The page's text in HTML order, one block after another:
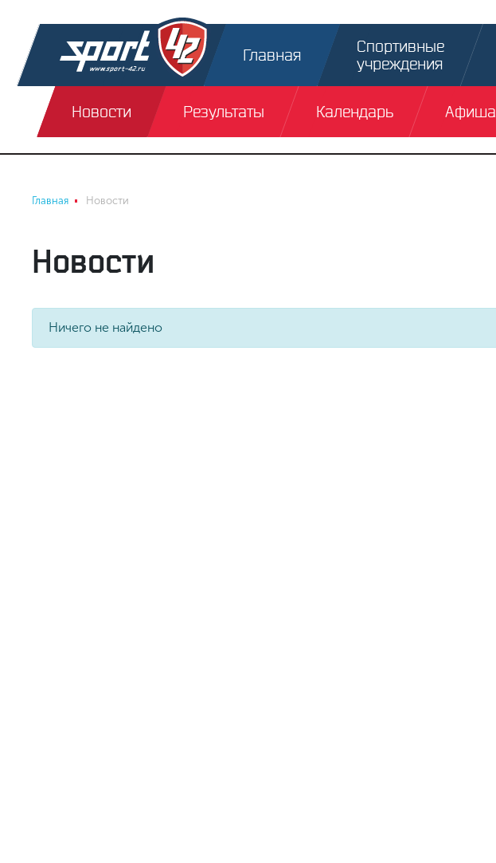
Главная
Спортивные
учреждения
Новости Результаты Календарь Афиша
Главная Новости
Новости
Ничего не найдено